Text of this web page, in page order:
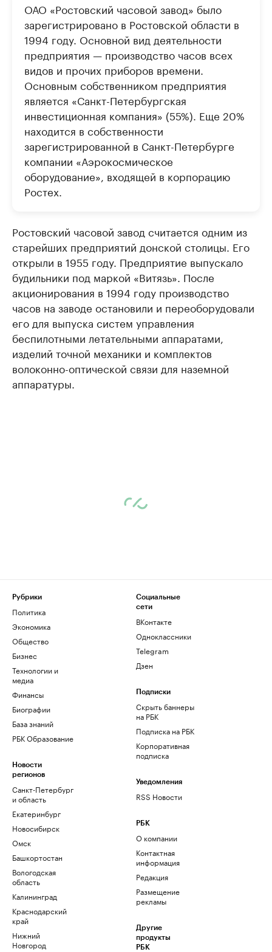
ОАО «Ростовский часовой завод» было
зарегистрировано в Ростовской области в
1994 году. Основной вид деятельности
предприятия — производство часов всех
видов и прочих приборов времени.
Основным собственником предприятия
является «Санкт-Петербургская
инвестиционная компания» (55%). Еще 20%
находится в собственности
зарегистрированной в Санкт-Петербурге
компании «Аэрокосмическое
оборудование», входящей в корпорацию
Ростех.
Ростовский часовой завод считается одним из
старейших предприятий донской столицы. Его
открыли в 1955 году. Предприятие выпускало
будильники под маркой «Витязь». После
акционирования в 1994 году производство
часов на заводе остановили и переоборудовали
его для выпуска систем управления
беспилотными летательными аппаратами,
изделий точной механики и комплектов
волоконно-оптической связи для наземной
аппаратуры.
Рубрики
Политика
Экономика
Общество
Бизнес
Технологии и
медиа
Финансы
Биографии
База знаний
РБК Образование
Новости
регионов
Санкт-Петербург
и область
Екатеринбург
Новосибирск
Омск
Башкортостан
Вологодская
область
Калининград
Краснодарский
край
Нижний
Новгород
Социальные
сети
ВКонтакте
Одноклассники
Telegram
Дзен
Подписки
Скрыть баннеры
на РБК
Подписка на РБК
Корпоративная
подписка
Уведомления
RSS Новости
РБК
О компании
Контактная
информация
Редакция
Размещение
рекламы
Другие
продукты
РБК